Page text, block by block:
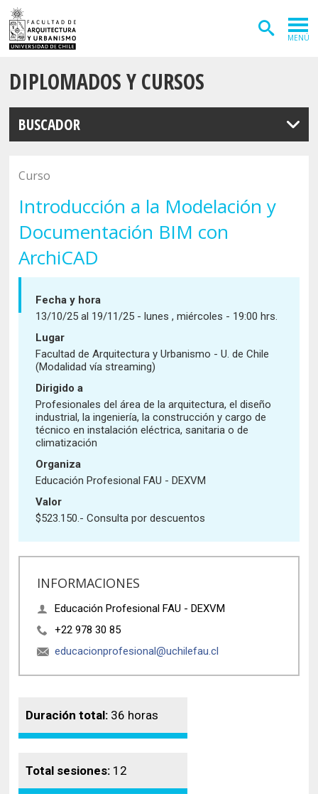
MENÚ
ADMISIÓN
CARRERAS
EXTENSIÓN
DEPARTAMENTOS
Geografía
Historia y Patrimonio
Estudiantes
Académicos
Funcionarios
Egresados
DIPLOMADOS Y CURSOS
BUSCADOR
Curso
Introducción a la Modelación y
Documentación BIM con
ArchiCAD
INFORMACIONES
Educación Profesional FAU - DEXVM
+22 978 30 85
educacionprofesional@uchilefau.cl
Fecha y hora
13/10/25 al 19/11/25 - lunes , miércoles - 19:00 hrs.
Lugar
Facultad de Arquitectura y Urbanismo - U. de Chile
(Modalidad vía streaming)
Dirigido a
Profesionales del área de la arquitectura, el diseño
industrial, la ingeniería, la construcción y cargo de
técnico en instalación eléctrica, sanitaria o de
climatización
Organiza
Educación Profesional FAU - DEXVM
Valor
$523.150.- Consulta por descuentos
Duración total: 36 horas
Total sesiones: 12